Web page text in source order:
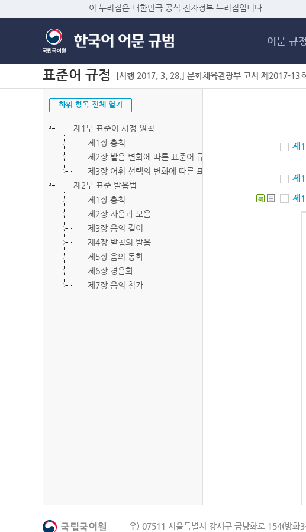
이 누리집은 대한민국 공식 전자정부 누리집입니다.
어문 규정
표준어 규정 [시행 2017. 3. 28.] 문화체육관광부 고시 제2017-13
하위 항목 전체 열기
제1부 표준어 사정 원칙
제1장 총칙
제2장 발음 변화에 따른 표준어 규정
제3장 어휘 선택의 변화에 따른 표준어 규정
제2부 표준 발음법
제1장 총칙
제2장 자음과 모음
제3장 음의 길이
제4장 받침의 발음
제5장 음의 동화
제6장 경음화
제7장 음의 첨가
제
제
북 제
우) 07511 서울특별시 강서구 금낭화로 154(방화